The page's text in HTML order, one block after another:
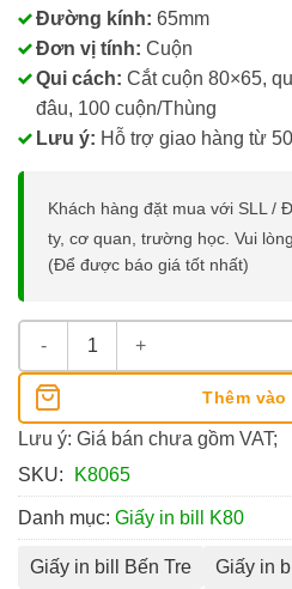
Đường kính: 65mm
Đơn vị tính: Cuộn
Qui cách: Cắt cuộn 80×65,
đâu, 100 cuộn/Thùng
Lưu ý: Hỗ trợ giao hàng từ
Khách hàng đặt mua với SLL /
ty, cơ quan, trường học. Vui
(Để được báo giá tốt nhất)
Giấy In Nhiệt K80x65 số lượng
Thêm
Lưu ý: Giá bán chưa gồm VAT;
SKU:
K8065
Danh mục: Giấy in bill K80
Giấy in bill Bến Tre Giấy in